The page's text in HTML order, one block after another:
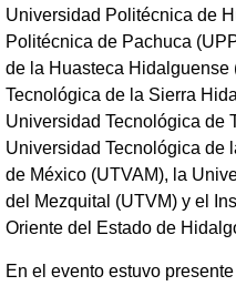
Universidad Politécnica de
Politécnica de Pachuca
de la Huasteca Hidalguense
Tecnológica de la Sierra
Universidad Tecnológica de
Universidad Tecnológica de
de México (UTVAM), la
del Mezquital (UTVM) y el
Oriente del Estado de
En el evento estuvo